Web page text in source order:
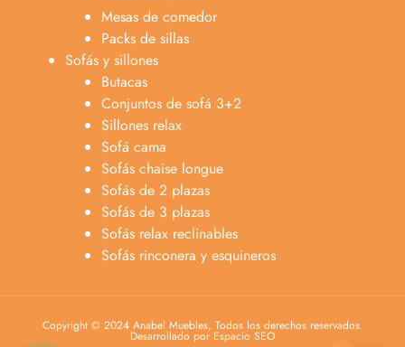
Mesas de comedor
Packs de sillas
Sofás y sillones
Butacas
Conjuntos de sofá 3+2
Sillones relax
Sofá cama
Sofás chaise longue
Sofás de 2 plazas
Sofás de 3 plazas
Sofás relax reclinables
Sofás rinconera y esquineros
Copyright © 2024 Anabel Muebles, Todos los derechos reservados.
Desarrollado por Espacio SEO
Lun-dom 9:00am-10pm
Atención al cliente